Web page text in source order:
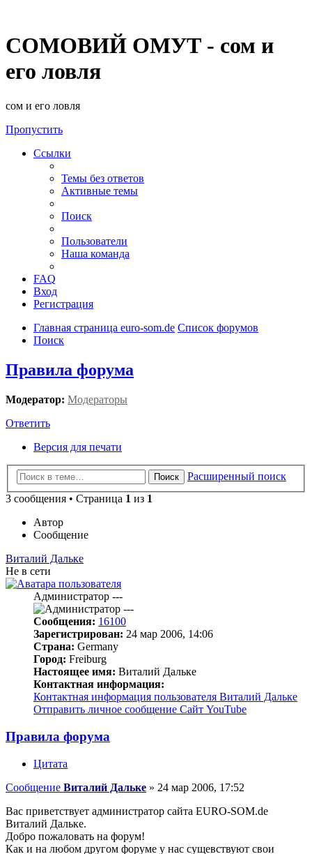
СОМОВИЙ ОМУТ - сом и
его ловля
сом и его ловля
Пропустить
Ссылки
Темы без ответов
Активные темы
Поиск
Пользователи
Наша команда
FAQ
Вход
Регистрация
Главная страница euro-som.de Список форумов
Поиск
Правила форума
Модератор: Модераторы
Ответить
Версия для печати
Поиск
Расширенный поиск
3 сообщения • Страница 1 из 1
Автор
Сообщение
Виталий Дальке
Не в сети
Администратор ---
Сообщения: 16100
Зарегистрирован: 24 мар 2006, 14:06
Страна: Germany
Город: Freiburg
Настоящее имя: Виталий Дальке
Контактная информация:
Контактная информация пользователя Виталий Дальке
Отправить личное сообщение Сайт YouTube
Правила форума
Цитата
Сообщение Виталий Дальке » 24 мар 2006, 17:52
Вас приветствует администратор сайта EURO-SOM.de
Виталий Дальке.
Добро пожаловать на форум!
Как и на любом другом форуме у нас сущевствуют свои